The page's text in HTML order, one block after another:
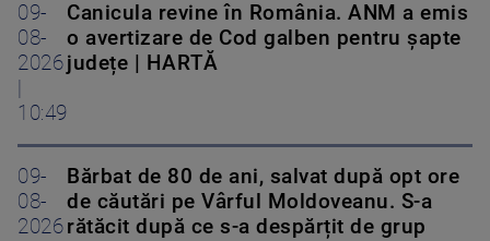
09-
08-
2026
10:49
Canicula revine în România. ANM a emis
o avertizare de Cod galben pentru șapte
județe | HARTĂ
09-
08-
2026
Bărbat de 80 de ani, salvat după opt ore
de căutări pe Vârful Moldoveanu. S-a
rătăcit după ce s-a despărțit de grup